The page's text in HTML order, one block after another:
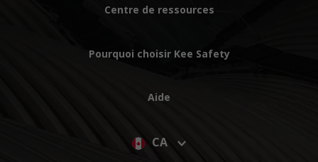
Centre de ressources
Pourquoi choisir Kee Safety
Aide
CA